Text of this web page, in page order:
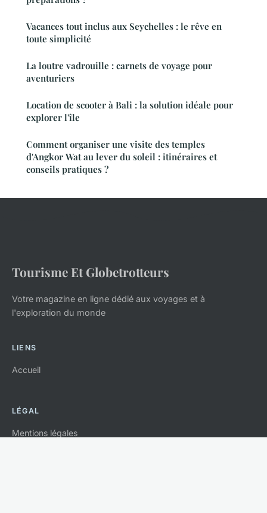
Vacances tout inclus aux Seychelles : le rêve en
toute simplicité
La loutre vadrouille : carnets de voyage pour
aventuriers
Location de scooter à Bali : la solution idéale pour
explorer l'île
Comment organiser une visite des temples
d'Angkor Wat au lever du soleil : itinéraires et
conseils pratiques ?
Tourisme Et Globetrotteurs
Votre magazine en ligne dédié aux voyages et à
l'exploration du monde
LIENS
Accueil
LÉGAL
Mentions légales